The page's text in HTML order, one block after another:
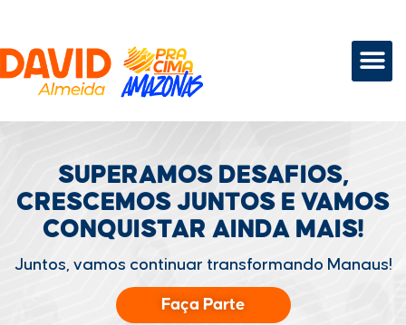
SUPERAMOS DESAFIOS,
CRESCEMOS JUNTOS E VAMOS
CONQUISTAR AINDA MAIS!
Juntos, vamos continuar transformando Manaus!
Faça Parte